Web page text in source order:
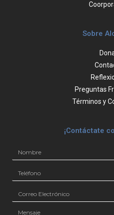
Sobre
Preguntas
Términos y
¡Contáctate